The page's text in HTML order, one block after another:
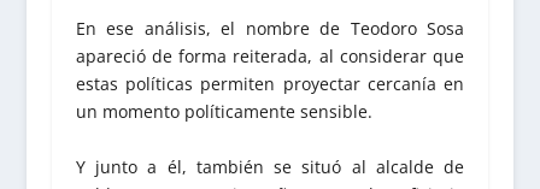
En ese análisis, el nombre de Teodoro Sosa
apareció de forma reiterada, al considerar que
estas políticas permiten proyectar cercanía en
un momento políticamente sensible.
Y junto a él, también se situó al alcalde de